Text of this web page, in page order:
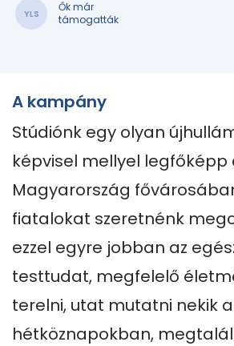
YLS
Ők már
támogatták
A kampány
Stúdiónk egy olyan
képvisel mellyel legfőképp
Magyarország
fiatalokat szeretnénk
ezzel egyre jobban az
testtudat, megfelelő
terelni, utat mutatni nekik
hétköznapokban,